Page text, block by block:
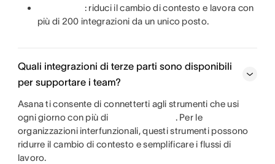
: riduci il cambio di contesto e lavora con
più di 200 integrazioni da un unico posto.
Quali integrazioni di terze parti sono disponibili
per supportare i team?
Asana ti consente di connetterti agli strumenti che usi
ogni giorno con più di
. Per le
organizzazioni interfunzionali, questi strumenti possono
ridurre il cambio di contesto e semplificare i flussi di
lavoro.